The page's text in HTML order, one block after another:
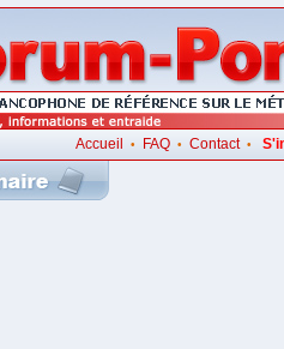
Accueil • FAQ• Contact•